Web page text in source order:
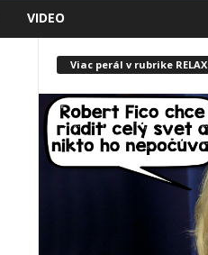
VIDEO
Viac perál v rubrike RELAX